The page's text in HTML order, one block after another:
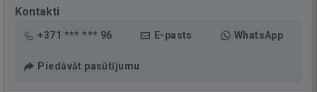
Kontakti
+371 *** *** 96 E-pasts WhatsApp
Piedāvāt pasūtījumu